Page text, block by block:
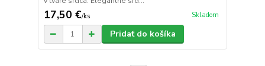
17,50 €/ks Skladom
Pridať do košíka